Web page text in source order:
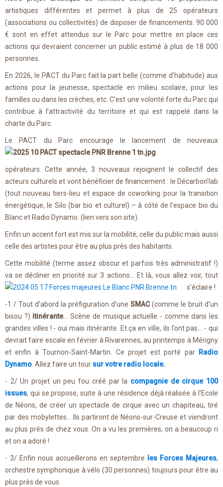
artistiques différentes et permet à plus de 25 opérateurs
(associations ou collectivités) de disposer de financements. 90 000
€ sont en effet attendus sur le Parc pour mettre en place ces
actions qui devraient concerner un public estimé à plus de 18 000
personnes.
En 2026, le PACT du Parc fait la part belle (comme d’habitude) aux
actions pour la jeunesse, spectacle en milieu scolaire, pour les
familles ou dans les crèches, etc. C’est une volonté forte du Parc qui
contribue à l’attractivité du territoire et qui est rappelé dans la
charte du Parc.
Le PACT du Parc encourage le lancement de nouveaux
opérateurs. Cette année, 3 nouveaux rejoignent le collectif des
acteurs culturels et vont bénéficier de financement : le Décarbon’lab
(tout nouveau tiers-lieu et espace de coworking pour la transition
énergétique, le Silo (bar bio et culturel) – à côté de l’espace bio du
Blanc et Radio Dynamo. (lien vers son site).
Enfin un accent fort est mis sur la mobilité, celle du public mais aussi
celle des artistes pour être au plus près des habitants.
Cette mobilité (terme assez obscur et parfois très administratif !)
va se décliner en priorité sur 3 actions… Et là, vous allez voir, tout
s’éclaire !
-1 / Tout d’abord la préfiguration d’une SMAC(comme le bruit d’un
bisou ?) itinérante… Scène de musique actuelle - comme dans les
grandes villes ! - oui mais itinérante. Et ça en ville, ils l’ont pas… - qui
devrait faire escale en février à Rivarennes, au printemps à Mérigny
et enfin à Tournon-Saint-Martin. Ce projet est porté par
Radio
Dynamo . Allez faire un tour sur votre radio locale.
- 2/ Un projet un peu fou créé par la compagnie de cirque 100
issues, qui se propose, suite à une résidence déjà réalisée à l’Ecole
de Néons, de créer un spectacle de cirque avec un chapiteau, tiré
par des mobylettes… Ils partiront de Néons-sur-Creuse et viendront
au plus près de chez vous. On a vu les premières, on a beaucoup ri
et on a adoré !
- 3/ Enfin nous accueillerons en septembre les Forces Majeures,
orchestre symphonique à vélo (30 personnes) toujours pour être au
plus près de vous.